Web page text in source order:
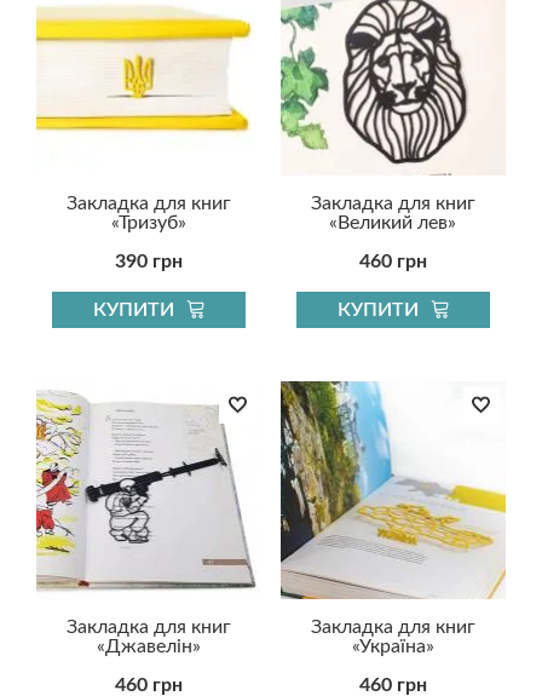
Закладка для книг
«Тризуб»
390 грн
КУПИТИ
Закладка для книг
«Великий лев»
460 грн
КУПИТИ
Закладка для книг
«Джавелін»
460 грн
Закладка для книг
«Україна»
460 грн